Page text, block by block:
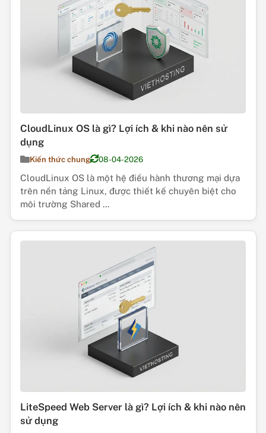
CloudLinux OS là gì? Lợi ích & khi nào nên sử
dụng
Kiến thức chung 08-04-2026
CloudLinux OS là một hệ điều hành thương mại dựa
trên nền tảng Linux, được thiết kế chuyên biệt cho
môi trường Shared ...
LiteSpeed Web Server là gì? Lợi ích & khi nào nên
sử dụng